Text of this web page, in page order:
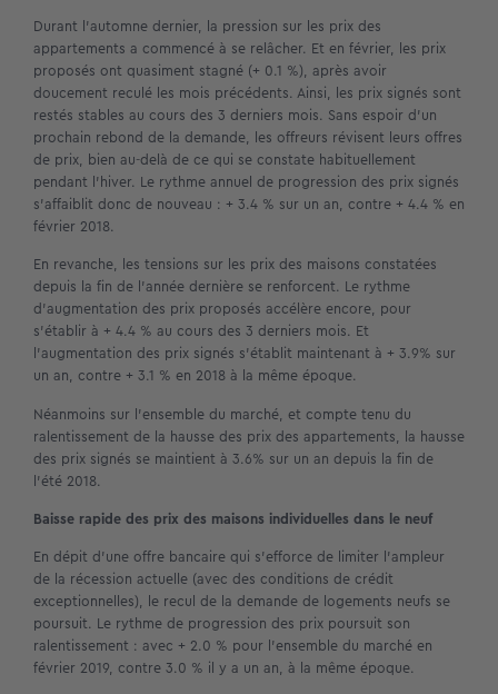
Durant l’automne dernier, la pression sur les prix des
appartements a commencé à se relâcher. Et en février, les prix
proposés ont quasiment stagné (+ 0.1 %), après avoir
doucement reculé les mois précédents. Ainsi, les prix signés sont
restés stables au cours des 3 derniers mois. Sans espoir d’un
prochain rebond de la demande, les offreurs révisent leurs offres
de prix, bien au-delà de ce qui se constate habituellement
pendant l’hiver. Le rythme annuel de progression des prix signés
s’affaiblit donc de nouveau : + 3.4 % sur un an, contre + 4.4 % en
février 2018.
En revanche, les tensions sur les prix des maisons constatées
depuis la fin de l’année dernière se renforcent. Le rythme
d’augmentation des prix proposés accélère encore, pour
s’établir à + 4.4 % au cours des 3 derniers mois. Et
l’augmentation des prix signés s’établit maintenant à + 3.9% sur
un an, contre + 3.1 % en 2018 à la même époque.
Néanmoins sur l’ensemble du marché, et compte tenu du
ralentissement de la hausse des prix des appartements, la hausse
des prix signés se maintient à 3.6% sur un an depuis la fin de
l’été 2018.
Baisse rapide des prix des maisons individuelles dans le neuf
En dépit d’une offre bancaire qui s’efforce de limiter l’ampleur
de la récession actuelle (avec des conditions de crédit
exceptionnelles), le recul de la demande de logements neufs se
poursuit. Le rythme de progression des prix poursuit son
ralentissement : avec + 2.0 % pour l’ensemble du marché en
février 2019, contre 3.0 % il y a un an, à la même époque.